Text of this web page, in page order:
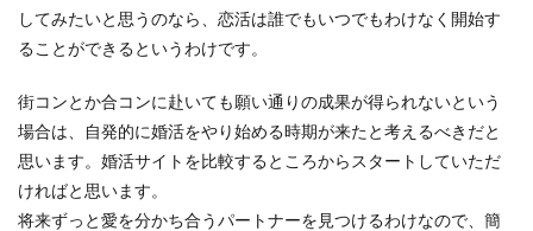
してみたいと思うのなら、恋活は誰でもいつでもわけなく開始す
ることができるというわけです。
街コンとか合コンに赴いても願い通りの成果が得られないという
場合は、自発的に婚活をやり始める時期が来たと考えるべきだと
思います。婚活サイトを比較するところからスタートしていただ
ければと思います。
将来ずっと愛を分かち合うパートナーを見つけるわけなので、簡